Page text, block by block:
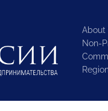
About
Non-